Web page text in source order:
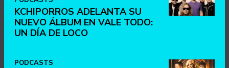
KCHIPORROS ADELANTA SU
NUEVO ÁLBUM EN VALE TODO:
UN DÍA DE LOCO
PODCASTS